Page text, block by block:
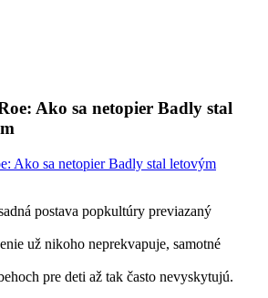
Ako sa netopier Badly stal
postava popkultúry previazaný
už nikoho neprekvapuje, samotné
pre deti až tak často nevyskytujú.